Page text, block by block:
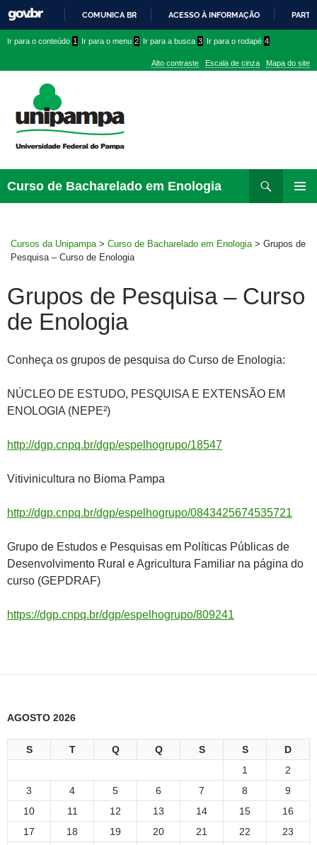
PARA
CONTEÚDO
COMUNICA BR ACESSO À INFORMAÇÃO
conteúdo
menu
superior
menu
Ir para o conteúdo 1 Ir para o menu 2 Ir para a busca 3 Ir para o rodapé 4
Alto contraste Escala de cinza Mapa do site
Curso de Bacharelado em Enologia
para
Cursos da Unipampa > Curso de Bacharelado em Enologia > Grupos de
Pesquisa – Curso de Enologia
Grupos de Pesquisa – Curso
de Enologia
Conheça os grupos de pesquisa do Curso de Enologia:
NÚCLEO DE ESTUDO, PESQUISA E EXTENSÃO EM
ENOLOGIA (NEPE²)
http://dgp.cnpq.br/dgp/espelhogrupo/18547
Vitivinicultura no Bioma Pampa
http://dgp.cnpq.br/dgp/espelhogrupo/0843425674535721
Grupo de Estudos e Pesquisas em Políticas Públicas de
Desenvolvimento Rural e Agricultura Familiar na página do
curso (GEPDRAF)
https://dgp.cnpq.br/dgp/espelhogrupo/809241
AGOSTO 2026
S T Q Q S S
D
1
2
3
4 5 6 7 8
9
10
11 12 13 14 15
16
17
18 19 20 21 22
23